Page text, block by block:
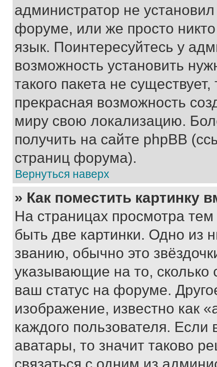
администратор не
форуме, или же просто
язык. Поинтересуйтесь у
возможность установить
такого пакета не
прекрасная возможность
миру свою локализацию.
получить на сайте phpBB
страниц форума).
Вернуться наверх
» Как поместить картинку
На страницах просмотра
быть две картинки. Одно из
званию, обычно это
указывающие на то,
ваш статус на форуме.
изображение, известно как
каждого пользователя.
аватары, то значит таково